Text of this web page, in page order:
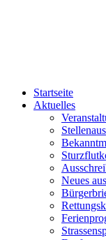
Startseite
Aktuelles
Neues